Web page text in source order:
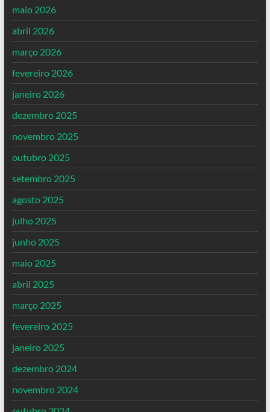
maio 2026
abril 2026
março 2026
fevereiro 2026
janeiro 2026
dezembro 2025
novembro 2025
outubro 2025
setembro 2025
agosto 2025
julho 2025
junho 2025
maio 2025
abril 2025
março 2025
fevereiro 2025
janeiro 2025
dezembro 2024
novembro 2024